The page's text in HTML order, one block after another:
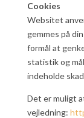
Cookies
Websitet
gemmes på
formål at
statistik og
indeholde
Det er muligt
vejledning: